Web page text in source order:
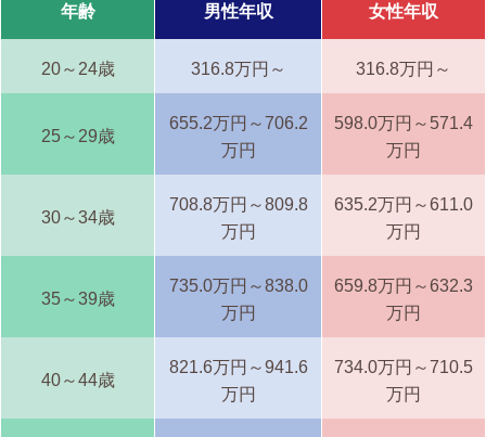
年齢 男性年収 女性年収
20～24歳 316.8万円～ 316.8万円～
25～29歳
655.2万円～706.2
万円
598.0万円～571.4
万円
30～34歳
708.8万円～809.8
万円
635.2万円～611.0
万円
35～39歳
735.0万円～838.0
万円
659.8万円～632.3
万円
40～44歳
821.6万円～941.6
万円
734.0万円～710.5
万円